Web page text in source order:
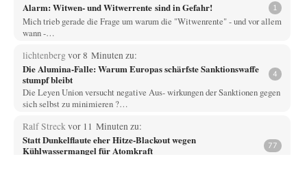
Alarm: Witwen- und Witwerrente sind in Gefahr! 1
Mich trieb gerade die Frage um warum die "Witwenrente" - und vor allem
wann -…
lichtenberg vor 8 Minuten zu:
Die Alumina-Falle: Warum Europas schärfste Sanktionswaffe
stumpf bleibt
4
Die Leyen Union versucht negative Aus- wirkungen der Sanktionen gegen
sich selbst zu minimieren ?…
Ralf Streckvor 11 Minuten zu:
Statt Dunkelflaute eher Hitze-Blackout wegen
Kühlwassermangel für Atomkraft
77